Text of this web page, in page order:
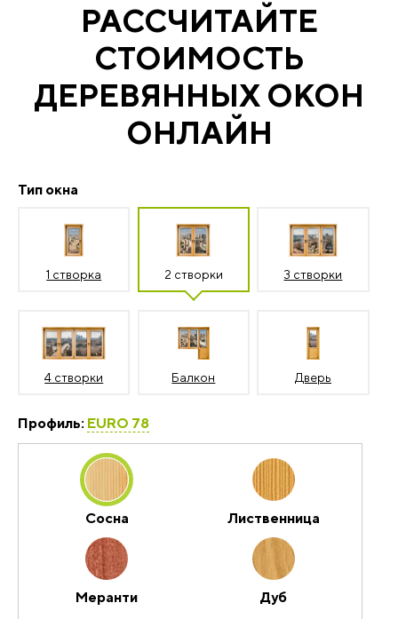
РАССЧИТАЙТЕ
СТОИМОСТЬ
ДЕРЕВЯННЫХ ОКОН
ОНЛАЙН
Тип окна
1 створка 2 створки 3 створки
4 створки Балкон Дверь
Профиль: EURO 78
Сосна Лиственница
Меранти Дуб